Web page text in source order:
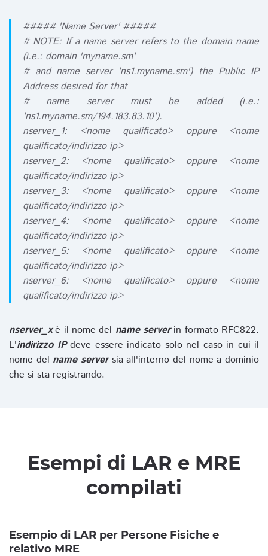
##### 'Name Server' #####
# NOTE: If a name server refers to the domain name
(i.e.: domain 'myname.sm'
# and name server 'ns1.myname.sm') the Public IP
Address desired for that
# name server must be added (i.e.:
'ns1.myname.sm/194.183.83.10').
nserver_1: <nome qualificato> oppure <nome
qualificato/indirizzo ip>
nserver_2: <nome qualificato> oppure <nome
qualificato/indirizzo ip>
nserver_3: <nome qualificato> oppure <nome
qualificato/indirizzo ip>
nserver_4: <nome qualificato> oppure <nome
qualificato/indirizzo ip>
nserver_5: <nome qualificato> oppure <nome
qualificato/indirizzo ip>
nserver_6: <nome qualificato> oppure <nome
qualificato/indirizzo ip>
nserver_xè il nome del name serverin formato RFC822.
L'indirizzo IPdeve essere indicato solo nel caso in cui il
nome del name serversia all'interno del nome a dominio
che si sta registrando.
Esempi di LAR e MRE
compilati
Esempio di LAR per Persone Fisiche e
relativo MRE